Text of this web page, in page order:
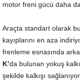
motor freni gücü daha da
Araçta standart olarak
kayıplarını en aza
frenleme esnasında
K’da bulunan yokuş
şekilde kalkışı sağlanıyor.